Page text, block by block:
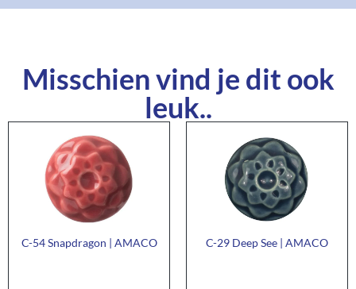
Misschien vind je dit ook
leuk..
C-54 Snapdragon | AMACO C-29 Deep See | AMACO